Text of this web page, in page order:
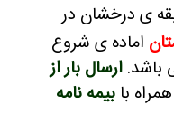
سال سابقه ی درخشان در
اماده ی شروع
باشد. ارسال بار از
همراه با بیمه نامه